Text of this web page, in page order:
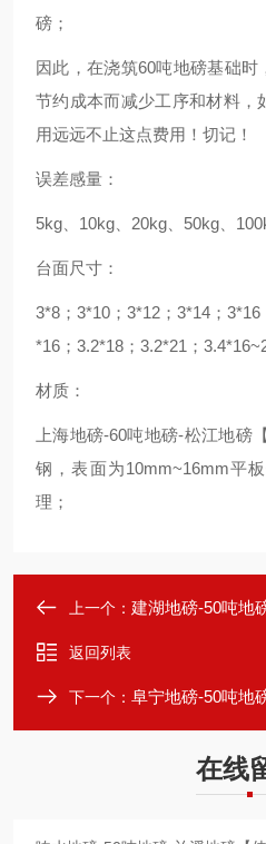
磅；
因此，在浇筑60吨地磅基础
节约成本而减少工序和材料，
用远远不止这点费用！切记！
误差感量：
5kg、10kg、20kg、50kg、
台面尺寸：
3*8；3*10；3*12；3*14；
*16；3.2*18；3.2*21；
材质：
上海地磅-60吨地磅-松江地磅
钢，表面为10mm~16mm平
理；
上一个： 建湖地磅-50吨地
返回列表
下一个： 阜宁地磅-50吨地
在线